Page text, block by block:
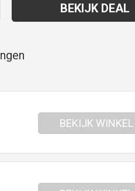
BEKIJK DEAL
BEKIJK WINKEL